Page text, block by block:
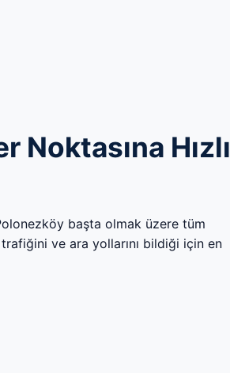
Noktasına Hızlı
başta olmak üzere tüm
ve ara yollarını bildiği için en